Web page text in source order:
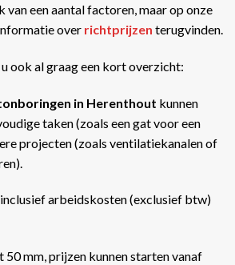
van een aantal factoren, maar op onze
over richtprijzen terugvinden.
ook al graag een kort overzicht:
in Herenthout kunnen
taken (zoals een gat voor een
projecten (zoals ventilatiekanalen of
arbeidskosten (exclusief btw)
mm, prijzen kunnen starten vanaf